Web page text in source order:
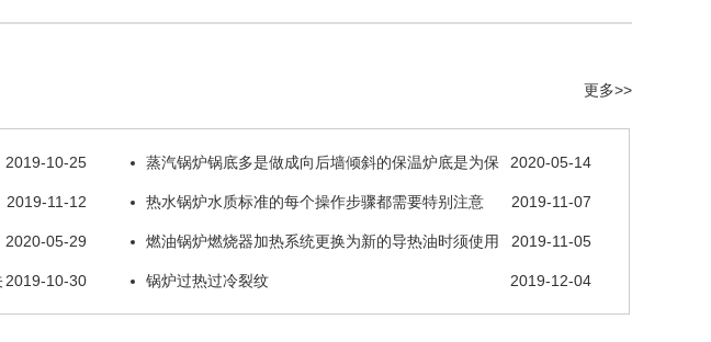
更多>>
2019-10-25 2020-05-14
蒸汽锅炉锅底多是做成向后墙倾斜的保温炉底是为保
温炉底
2019-11-12 2019-11-07
热水锅炉水质标准的每个操作步骤都需要特别注意
2020-05-29 2019-11-05
燃油锅炉燃烧器加热系统更换为新的导热油时须使用
清洗剂清洗管道
2019-10-30 2019-12-04
锅炉过热过冷裂纹